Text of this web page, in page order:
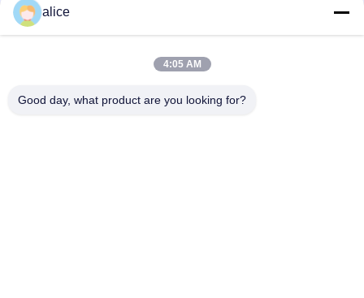
40mic διαφανείς Shrinkable ταινίες πολυεστέρα για τις
ετικέτες μπουκαλιών εκτύπωσης
Ελαστική ταινία συρρίκνωσης PETG Ιδανικό υλικό PET για
alice
4:05 AM
Good day, what product are you looking for?